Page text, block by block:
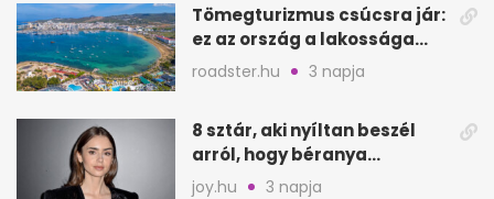
Tömegturizmus csúcsra jár:
ez az ország a lakossága
kétszeresét fogadja
roadster.hu 3 napja
8 sztár, aki nyíltan beszél
arról, hogy béranya
segítette a családalapítást
joy.hu 3 napja